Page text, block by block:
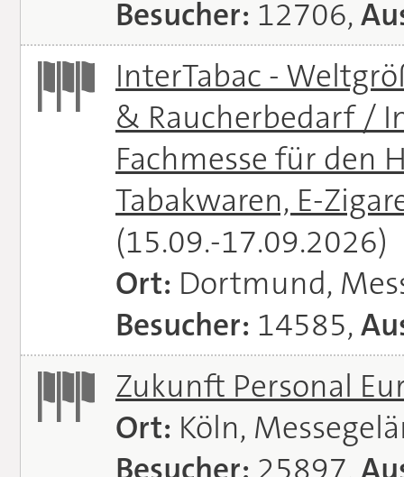
Besucher: 12706,
InterTabac -
& Raucherbedarf /
Fachmesse für den
Tabakwaren, E-
(15.09.-17.09.2026)
Ort: Dortmund,
Besucher: 14585,
Zukunft Personal
Ort: Köln,